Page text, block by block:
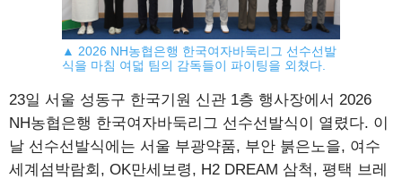
▲ 2026 NH농협은행 한국여자바둑리그 선수선발
식을 마침 여덟 팀의 감독들이 파이팅을 외쳤다.
23일 서울 성동구 한국기원 신관 1층 행사장에서 2026
NH농협은행 한국여자바둑리그 선수선발식이 열렸다. 이
날 선수선발식에는 서울 부광약품, 부안 붉은노을, 여수
세계섬박람회, OK만세보령, H2 DREAM 삼척, 평택 브레